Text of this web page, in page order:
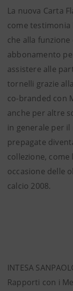
La nuova Carta
come testimonia
che alla
abbonamento
assistere alle
tornelli grazie
co-branded con
anche per altre
in generale per
prepagate
collezione, come
occasione delle
calcio 2008.
INTESA
Rapporti con i